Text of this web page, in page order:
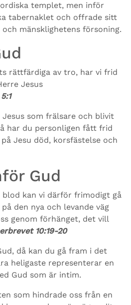
templet, men inför
tabernaklet och offrade sitt
mänsklighetens försoning.
rättfärdiga av tro, har vi frid
Jesus
som frälsare och blivit
har du personligen fått frid
Jesu död, korsfästelse och
Gud
blod kan vi därför frimodigt gå
den nya och levande väg
genom förhänget, det vill
10:19-20
då kan du gå fram i det
heligaste representerar en
Gud som är intim.
som hindrade oss från en